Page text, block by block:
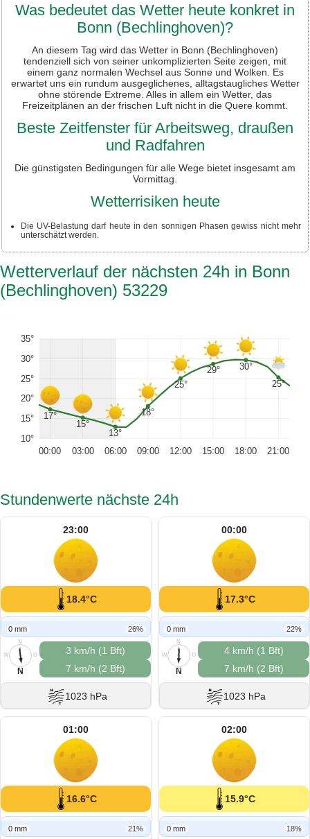
Was bedeutet das Wetter heute konkret in
Bonn (Bechlinghoven)?
An diesem Tag wird das Wetter in Bonn (Bechlinghoven)
tendenziell sich von seiner unkomplizierten Seite zeigen, mit
einem ganz normalen Wechsel aus Sonne und Wolken. Es
erwartet uns ein rundum ausgeglichenes, alltagstaugliches Wetter
ohne störende Extreme. Alles in allem ein Wetter, das
Freizeitplänen an der frischen Luft nicht in die Quere kommt.
Beste Zeitfenster für Arbeitsweg, draußen
und Radfahren
Die günstigsten Bedingungen für alle Wege bietet insgesamt am
Vormittag.
Wetterrisiken heute
Die UV-Belastung darf heute in den sonnigen Phasen gewiss nicht mehr
unterschätzt werden.
Wetterverlauf der nächsten 24h in Bonn
(Bechlinghoven) 53229
10°
15°
20°
25°
30°
35°
17°
15°
13°
18°
25°
29° 30°
25°
00:00 03:00 06:00 09:00 12:00 15:00 18:00 21:00
Stundenwerte nächste 24h
23:00
18.4°C
0 mm 26%
N
O
S
W
N
3 km/h (1 Bft)
7 km/h (2 Bft)
1023 hPa
00:00
17.3°C
0 mm 22%
N
O
S
W
N
4 km/h (1 Bft)
7 km/h (2 Bft)
1023 hPa
01:00
16.6°C
0 mm 21%
02:00
15.9°C
0 mm 18%